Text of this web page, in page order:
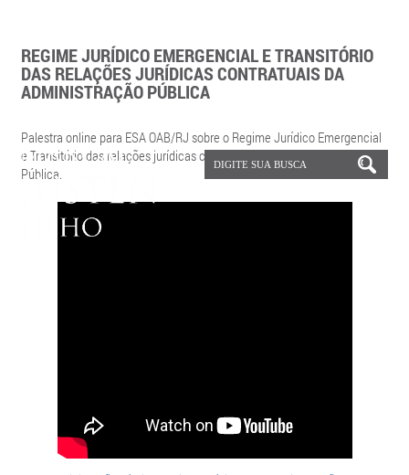
REGIME JURÍDICO EMERGENCIAL E TRANSITÓRIO
DAS RELAÇÕES JURÍDICAS CONTRATUAIS DA
ADMINISTRAÇÃO PÚBLICA
Palestra online para ESA OAB/RJ sobre o Regime Jurídico Emergencial
e Transitório das relações jurídicas contratuais da Administração
Pública.